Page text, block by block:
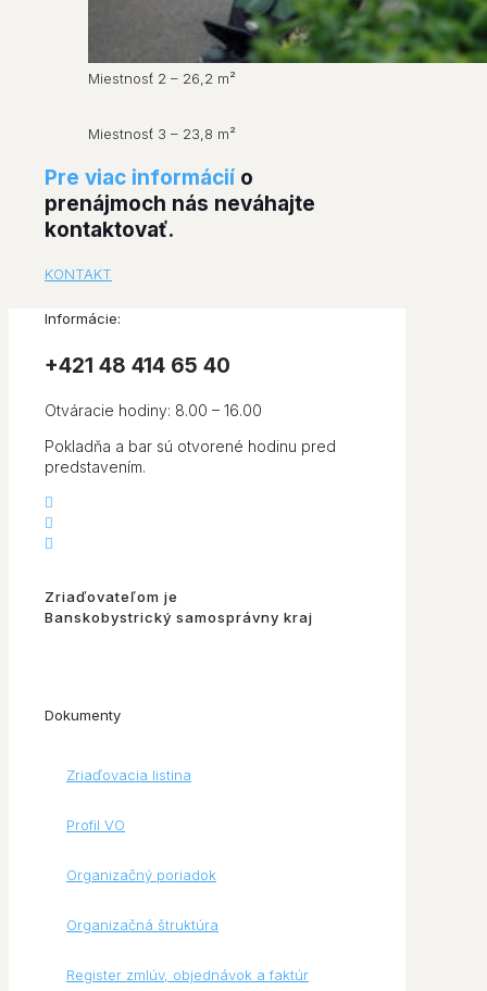
Miestnosť 2 – 26,2 m²
Miestnosť 3 – 23,8 m²
Pre viac informácií o
prenájmoch nás neváhajte
kontaktovať.
KONTAKT
Informácie:
+421 48 414 65 40​
Otváracie hodiny: 8.00 – 16.00
Pokladňa a bar sú otvorené hodinu pred
predstavením.
Zriaďovateľom je
Banskobystrický samosprávny kraj
Dokumenty
Zriaďovacia listina
Profil VO
Organizačný poriadok
Organizačná štruktúra
Register zmlúv, objednávok a faktúr